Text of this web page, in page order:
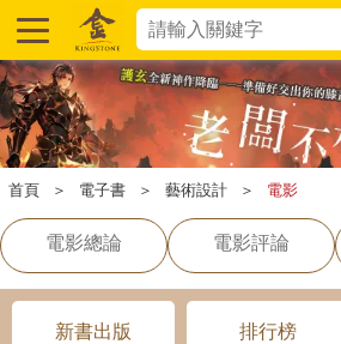
首頁 ＞ 電子書 ＞ 藝術設計 ＞ 電影
電影總論 電影評論
新書出版 排行榜